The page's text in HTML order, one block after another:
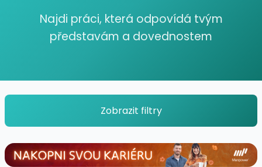
Najdi práci, která odpovídá tvým
představám a dovednostem
Zobrazit filtry